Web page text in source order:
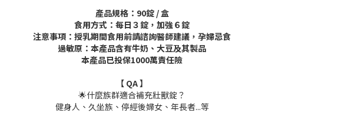
產品規格：90錠 / 盒
食用方式：每日３錠，加強６錠
注意事項：授乳期間食用前請諮詢醫師建議，孕婦忌食
過敏原：本產品含有牛奶、大豆及其製品
本產品已投保1000萬責任險
【 QA 】
🌟什麼族群適合補充壯獸錠？
健身人、久坐族、停經後婦女、年長者...等